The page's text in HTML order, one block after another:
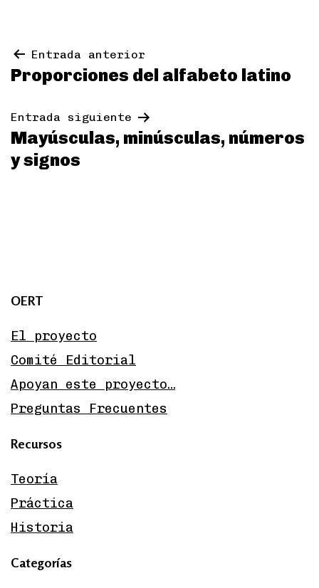
Navegación
entradas
Entrada anterior
Proporciones del alfabeto latino
Entrada siguiente
Mayúsculas, minúsculas, números
y signos
OERT
El proyecto
Comité Editorial
Apoyan este proyecto…
Preguntas Frecuentes
Recursos
Teoría
Práctica
Historia
Categorías